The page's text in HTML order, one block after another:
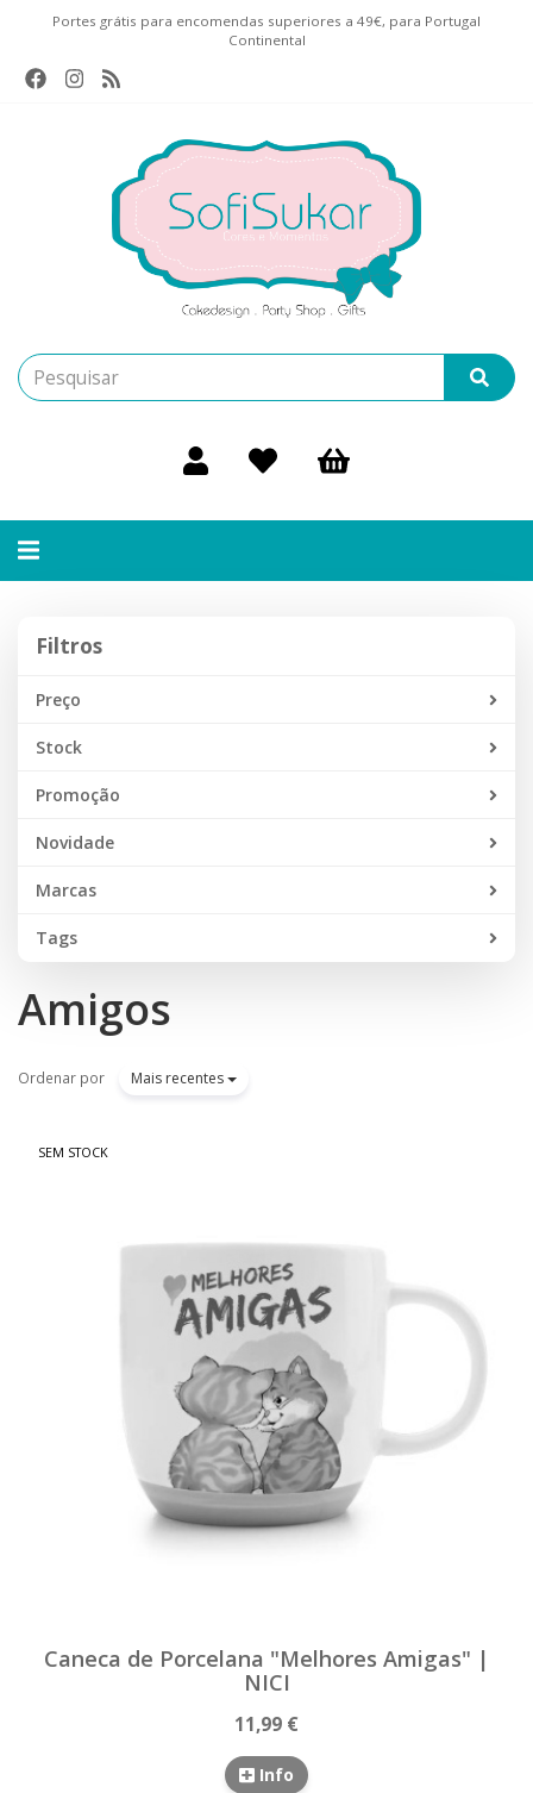
Portes grátis para encomendas superiores a 49€, para Portugal
Continental
Alternar
Filtros
Preço
Stock
Promoção
Novidade
Marcas
Tags
Amigos
Ordenar por Mais recentes
SEM STOCK
Caneca de Porcelana "Melhores Amigas" |
NICI
11,99 €
Info